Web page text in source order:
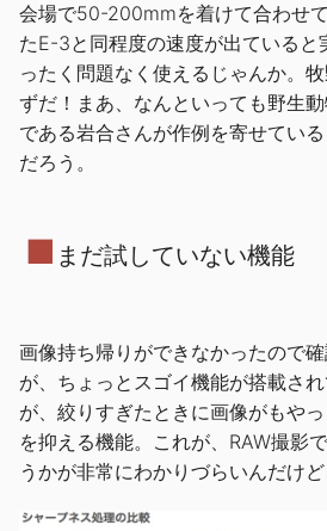
会場で50-200mmを着けて合わせ
たE-3と同程度の速度が出ていると
ったく問題なく使えるじゃんか。
ずだ！まあ、なんといっても野生
である岩合さんが作例を寄せてい
だろう。
■ まだ試していない機能
画像持ち帰りができなかったので
が、ちょっとスゴイ機能が搭載さ
が、絞りすぎたときに画像がもや
を抑える機能。これが、RAW撮影
うかが非常にわかりづらいんだけど